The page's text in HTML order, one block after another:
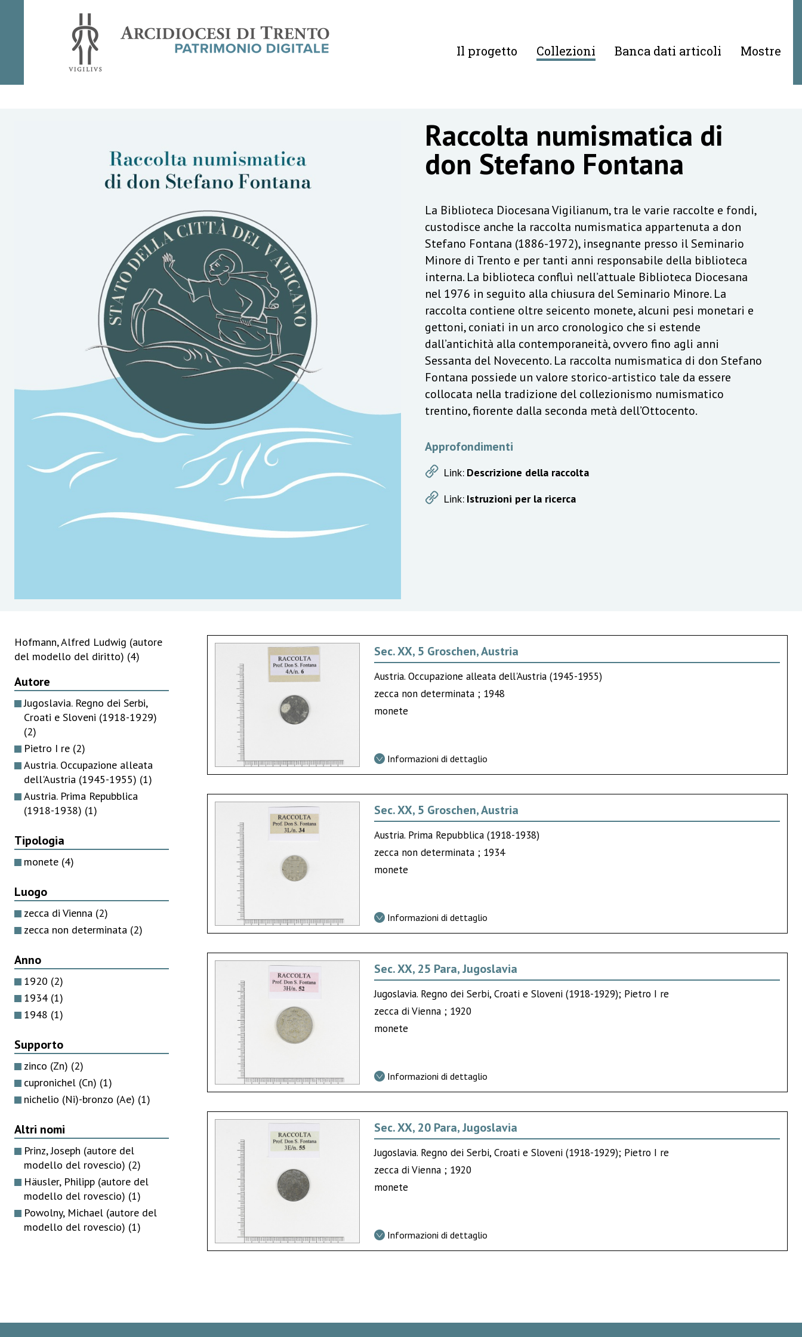
Il progetto Collezioni Banca dati articoli Mostre
Raccolta numismatica di
don Stefano Fontana
La Biblioteca Diocesana Vigilianum, tra le varie raccolte e fondi,
custodisce anche la raccolta numismatica appartenuta a don
Stefano Fontana (1886-1972), insegnante presso il Seminario
Minore di Trento e per tanti anni responsabile della biblioteca
interna. La biblioteca confluì nell’attuale Biblioteca Diocesana
nel 1976 in seguito alla chiusura del Seminario Minore. La
raccolta contiene oltre seicento monete, alcuni pesi monetari e
gettoni, coniati in un arco cronologico che si estende
dall’antichità alla contemporaneità, ovvero fino agli anni
Sessanta del Novecento. La raccolta numismatica di don Stefano
Fontana possiede un valore storico-artistico tale da essere
collocata nella tradizione del collezionismo numismatico
trentino, fiorente dalla seconda metà dell’Ottocento.
Approfondimenti
Link: Descrizione della raccolta
Link: Istruzioni per la ricerca
Hofmann, Alfred Ludwig (autore
del modello del diritto) (4)
Autore
Jugoslavia. Regno dei Serbi,
Croati e Sloveni (1918-1929)
(2)
Pietro I re (2)
Austria. Occupazione alleata
dell'Austria (1945-1955) (1)
Austria. Prima Repubblica
(1918-1938) (1)
Tipologia
monete (4)
Luogo
zecca di Vienna (2)
zecca non determinata (2)
Anno
1920 (2)
1934 (1)
1948 (1)
Supporto
zinco (Zn) (2)
cupronichel (Cn) (1)
nichelio (Ni)-bronzo (Ae) (1)
Altri nomi
Prinz, Joseph (autore del
modello del rovescio) (2)
Häusler, Philipp (autore del
modello del rovescio) (1)
Powolny, Michael (autore del
modello del rovescio) (1)
Sec. XX, 5 Groschen, Austria
Austria. Occupazione alleata dell'Austria (1945-1955)
zecca non determinata ; 1948
monete
Informazioni di dettaglio
Sec. XX, 5 Groschen, Austria
Austria. Prima Repubblica (1918-1938)
zecca non determinata ; 1934
monete
Informazioni di dettaglio
Sec. XX, 25 Para, Jugoslavia
Jugoslavia. Regno dei Serbi, Croati e Sloveni (1918-1929); Pietro I re
zecca di Vienna ; 1920
monete
Informazioni di dettaglio
Sec. XX, 20 Para, Jugoslavia
Jugoslavia. Regno dei Serbi, Croati e Sloveni (1918-1929); Pietro I re
zecca di Vienna ; 1920
monete
Informazioni di dettaglio